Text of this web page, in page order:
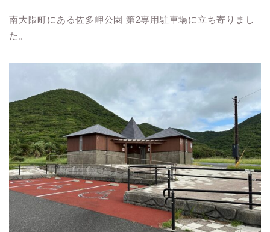
南大隈町にある佐多岬公園 第2専用駐車場に立ち寄りまし
た。